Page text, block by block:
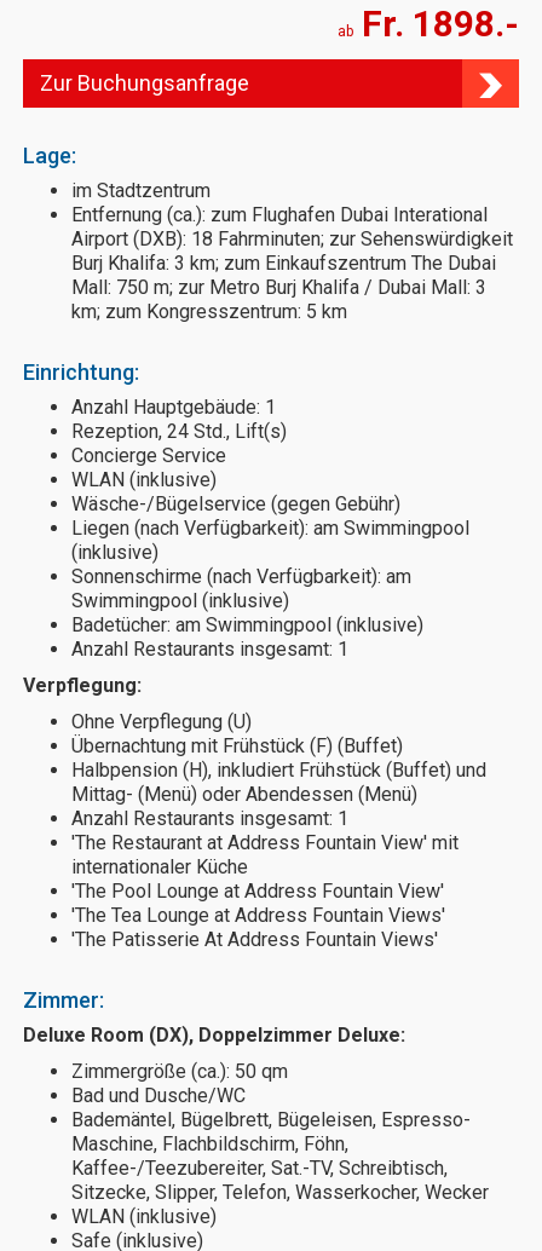
ab Fr. 1898.-
Zur Buchungsanfrage
Lage:
im Stadtzentrum
Entfernung (ca.): zum Flughafen Dubai Interational
Airport (DXB): 18 Fahrminuten; zur Sehenswürdigkeit
Burj Khalifa: 3 km; zum Einkaufszentrum The Dubai
Mall: 750 m; zur Metro Burj Khalifa / Dubai Mall: 3
km; zum Kongresszentrum: 5 km
Einrichtung:
Anzahl Hauptgebäude: 1
Rezeption, 24 Std., Lift(s)
Concierge Service
WLAN (inklusive)
Wäsche-/Bügelservice (gegen Gebühr)
Liegen (nach Verfügbarkeit): am Swimmingpool
(inklusive)
Sonnenschirme (nach Verfügbarkeit): am
Swimmingpool (inklusive)
Badetücher: am Swimmingpool (inklusive)
Anzahl Restaurants insgesamt: 1
Verpflegung:
Ohne Verpflegung (U)
Übernachtung mit Frühstück (F) (Buffet)
Halbpension (H), inkludiert Frühstück (Buffet) und
Mittag- (Menü) oder Abendessen (Menü)
Anzahl Restaurants insgesamt: 1
'The Restaurant at Address Fountain View' mit
internationaler Küche
'The Pool Lounge at Address Fountain View'
'The Tea Lounge at Address Fountain Views'
'The Patisserie At Address Fountain Views'
Zimmer:
Deluxe Room (DX), Doppelzimmer Deluxe:
Zimmergröße (ca.): 50 qm
Bad und Dusche/WC
Bademäntel, Bügelbrett, Bügeleisen, Espresso-
Maschine, Flachbildschirm, Föhn,
Kaffee-/Teezubereiter, Sat.-TV, Schreibtisch,
Sitzecke, Slipper, Telefon, Wasserkocher, Wecker
WLAN (inklusive)
Safe (inklusive)